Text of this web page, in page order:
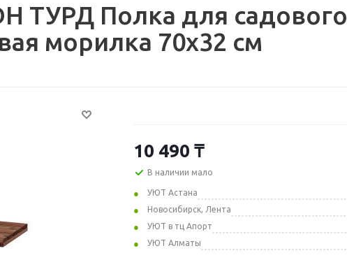
ТУРД Полка для садового
морилка 70x32 см
10 490 ₸
В наличии мало
УЮТ Астана
Новосибирск, Лента
УЮТ в тц Апорт
УЮТ Алматы